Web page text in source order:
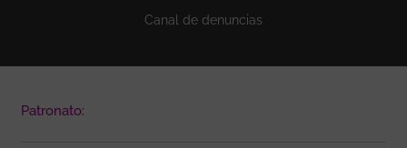
Canal de denuncias
Patronato: